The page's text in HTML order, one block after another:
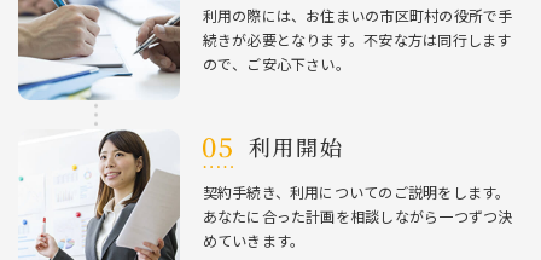
利⽤の際には、お住まいの市区町村の役所で⼿
続きが必要となります。不安な⽅は同⾏します
ので、ご安⼼下さい。
利⽤開始
契約⼿続き、利⽤についてのご説明をします。
あなたに合った計画を相談しながら⼀つずつ決
めていきます。